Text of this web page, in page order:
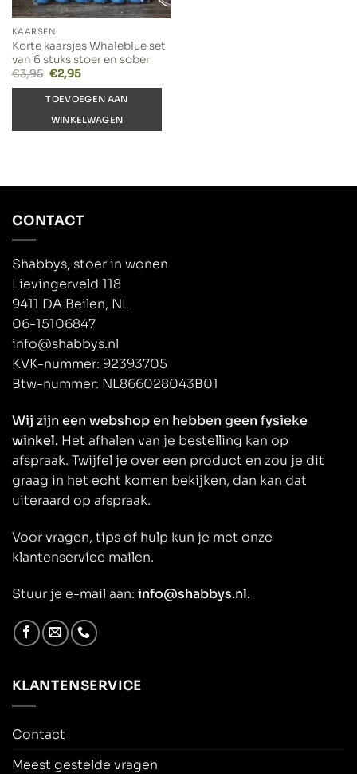
KAARSEN
Korte kaarsjes Whaleblue set
van 6 stuks stoer en sober
€3,95 Oorspronkelijke
prijs
was:
€3,95.
€2,95Huidige
is:
€2,95.
TOEVOEGEN AAN
WINKELWAGEN
CONTACT
Shabbys, stoer in wonen
Lievingerveld 118
9411 DA Beilen, NL
06-15106847
info@shabbys.nl
KVK-nummer: 92393705
Btw-nummer: NL866028043B01
Wij zijn een webshop en hebben geen fysieke
winkel. Het afhalen van je bestelling kan op
afspraak. Twijfel je over een product en zou je dit
graag in het echt komen bekijken, dan kan dat
uiteraard op afspraak.
Voor vragen, tips of hulp kun je met onze
klantenservice mailen.
Stuur je e-mail aan: info@shabbys.nl.
KLANTENSERVICE
Contact
Meest gestelde vragen